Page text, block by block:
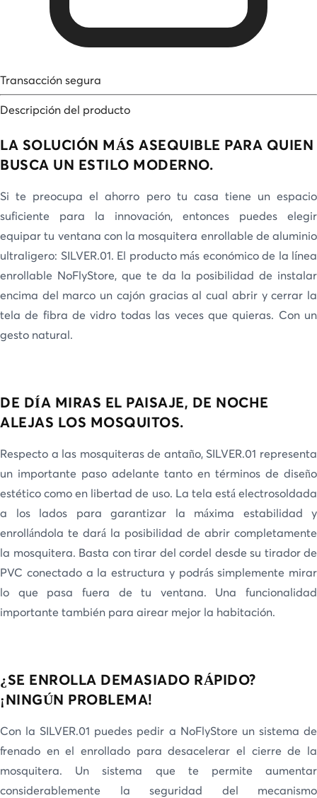
Transacción segura
Descripción del producto
LA SOLUCIÓN MÁS ASEQUIBLE PARA QUIEN
BUSCA UN ESTILO MODERNO.
Si te preocupa el ahorro pero tu casa tiene un espacio
suficiente para la innovación, entonces puedes elegir
equipar tu ventana con la mosquitera enrollable de aluminio
ultraligero: SILVER.01. El producto más económico de la línea
enrollable NoFlyStore, que te da la posibilidad de instalar
encima del marco un cajón gracias al cual abrir y cerrar la
tela de fibra de vidro todas las veces que quieras. Con un
gesto natural.
DE DÍA MIRAS EL PAISAJE, DE NOCHE
ALEJAS LOS MOSQUITOS.
Respecto a las mosquiteras de antaño, SILVER.01 representa
un importante paso adelante tanto en términos de diseño
estético como en libertad de uso. La tela está electrosoldada
a los lados para garantizar la máxima estabilidad y
enrollándola te dará la posibilidad de abrir completamente
la mosquitera. Basta con tirar del cordel desde su tirador de
PVC conectado a la estructura y podrás simplemente mirar
lo que pasa fuera de tu ventana. Una funcionalidad
importante también para airear mejor la habitación.
¿SE ENROLLA DEMASIADO RÁPIDO?
¡NINGÚN PROBLEMA!
Con la SILVER.01 puedes pedir a NoFlyStore un sistema de
frenado en el enrollado para desacelerar el cierre de la
mosquitera. Un sistema que te permite aumentar
considerablemente la seguridad del mecanismo